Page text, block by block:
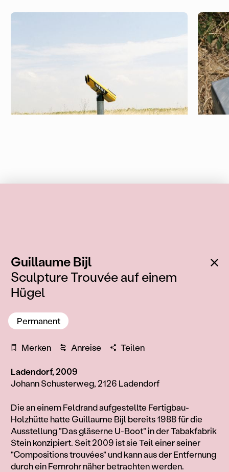
Guillaume Bijl:
Sculpture Trouvée auf einem
Hügel
Permanent
Merken Anreise Teilen
Ladendorf, 2009
Johann Schusterweg, 2126 Ladendorf
Information
Die an einem Feldrand aufgestellte Fertigbau-
Holzhütte hatte Guillaume Bijl bereits 1988 für die
Ausstellung "Das gläserne U-Boot" in der Tabakfabrik
Stein konzipiert. Seit 2009 ist sie Teil einer seiner
"Compositions trouvées" und kann aus der Entfernung
durch ein Fernrohr näher betrachten werden.